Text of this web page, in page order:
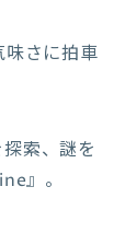
さに拍車
索、謎を
』。